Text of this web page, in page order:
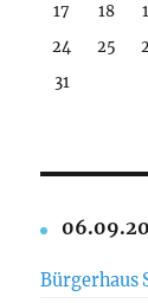
17
18
24
25
31
Bürgerhaus